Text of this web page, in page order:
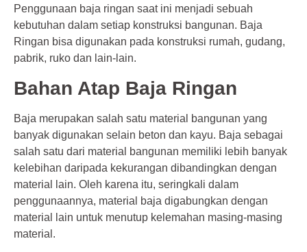
Penggunaan baja ringan saat ini menjadi sebuah
kebutuhan dalam setiap konstruksi bangunan. Baja
Ringan bisa digunakan pada konstruksi rumah, gudang,
pabrik, ruko dan lain-lain.
Bahan Atap Baja Ringan
Baja merupakan salah satu material bangunan yang
banyak digunakan selain beton dan kayu. Baja sebagai
salah satu dari material bangunan memiliki lebih banyak
kelebihan daripada kekurangan dibandingkan dengan
material lain. Oleh karena itu, seringkali dalam
penggunaannya, material baja digabungkan dengan
material lain untuk menutup kelemahan masing-masing
material.